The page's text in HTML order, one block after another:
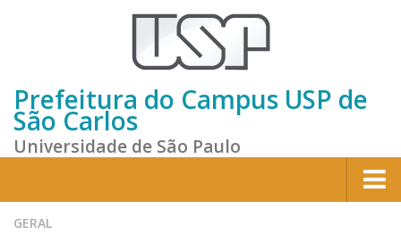
Prefeitura do Campus USP de
São Carlos
Universidade de São Paulo
Home
GERAL